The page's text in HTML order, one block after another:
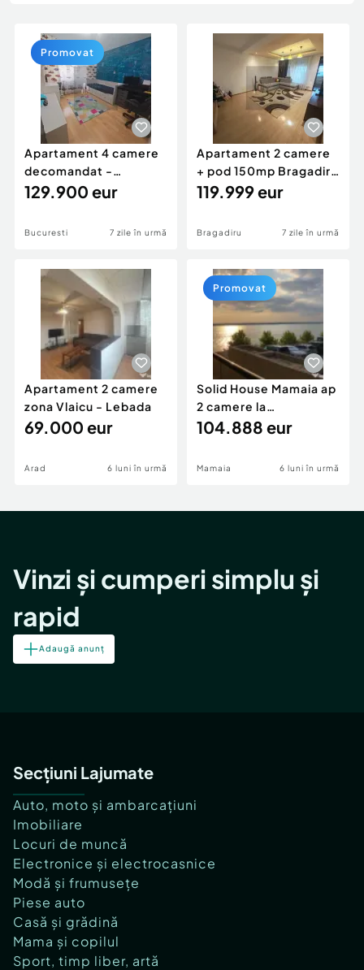
Animale de companie
Afaceri și echipamente profesionale
Inchiriere Bunuri si Vehicule
Piese auto si accesorii
Dacia Duster
Apartament 4 camere
decomandat -
centrala- Titan / Aleea
129.900 eur
Bucuresti 7 zile în urmă
Promovat
Apartament 2 camere
+ pod 150mp Bragadiru
Cartierul Verde
119.999 eur
Bragadiru 7 zile în urmă
Apartament 2 camere
zona Vlaicu - Lebada
69.000 eur
Arad 6 luni în urmă
Solid House Mamaia ap
2 camere la
cheie,langa Mega
104.888 eur
Mamaia 6 luni în urmă
Promovat
Vinzi și cumperi simplu și
rapid
Adaugă anunț
Secțiuni Lajumate
Auto, moto și ambarcațiuni
Imobiliare
Locuri de muncă
Electronice și electrocasnice
Modă și frumusețe
Piese auto
Casă și grădină
Mama și copilul
Sport, timp liber, artă